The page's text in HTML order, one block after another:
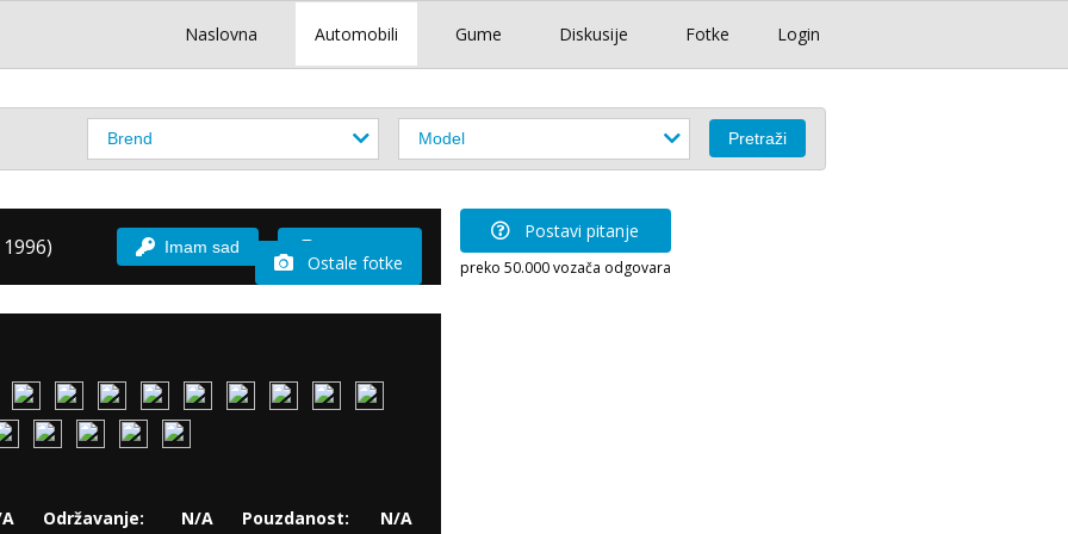
Login
Naslovna Automobili Gume Diskusije Fotke
Imam sad
Ostale fotke
Održavanje: N/A Pouzdanost: N/A
Postavi pitanje
preko 50.000 vozača odgovara